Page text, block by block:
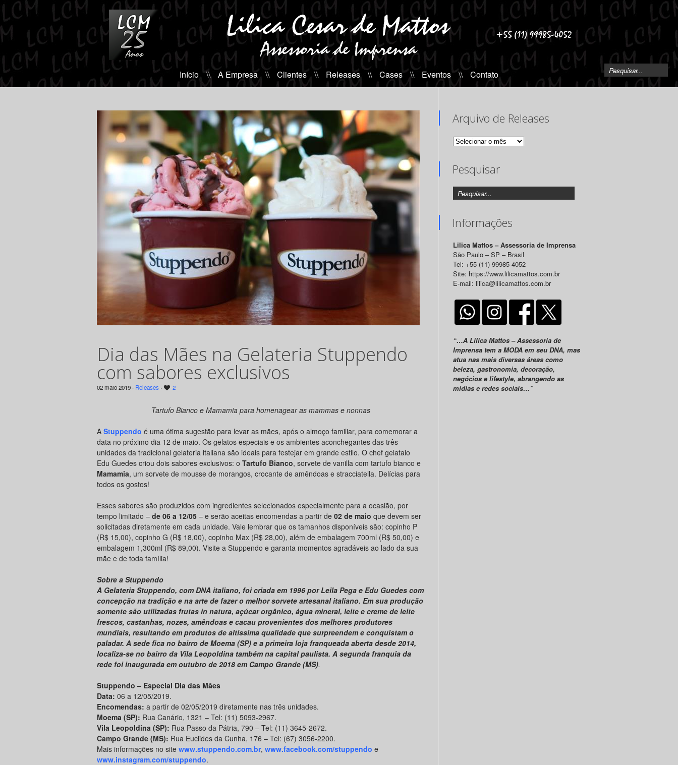
Início \\ A Empresa \\ Clientes \\ Releases \\ Cases \\ Eventos \\ Contato
Dia das Mães na Gelateria Stuppendo
com sabores exclusivos
02 maio 2019 · Releases · 2
Tartufo Bianco e Mamamia para homenagear as mammas e nonnas
A Stuppendo é uma ótima sugestão para levar as mães, após o almoço familiar, para comemorar a
data no próximo dia 12 de maio. Os gelatos especiais e os ambientes aconchegantes das três
unidades da tradicional gelateria italiana são ideais para festejar em grande estilo. O chef gelataio
Edu Guedes criou dois sabores exclusivos: o Tartufo Bianco, sorvete de vanilla com tartufo bianco e
Mamamia, um sorvete de mousse de morangos, crocante de amêndoas e stracciatella. Delícias para
todos os gostos!
Esses sabores são produzidos com ingredientes selecionados especialmente para a ocasião, por
tempo limitado – de 06 a 12/05 – e serão aceitas encomendas a partir de 02 de maio que devem ser
solicitadas diretamente em cada unidade. Vale lembrar que os tamanhos disponíveis são: copinho P
(R$ 15,00), copinho G (R$ 18,00), copinho Max (R$ 28,00), além de embalagem 700ml (R$ 50,00) e
embalagem 1,300ml (R$ 89,00). Visite a Stuppendo e garanta momentos agradáveis ao lado da sua
mãe e de toda família!
Sobre a Stuppendo
A Gelateria Stuppendo, com DNA italiano, foi criada em 1996 por Leila Pega e Edu Guedes com
concepção na tradição e na arte de fazer o melhor sorvete artesanal italiano. Em sua produção
somente são utilizadas frutas in natura, açúcar orgânico, água mineral, leite e creme de leite
frescos, castanhas, nozes, amêndoas e cacau provenientes dos melhores produtores
mundiais, resultando em produtos de altíssima qualidade que surpreendem e conquistam o
paladar. A sede fica no bairro de Moema (SP) e a primeira loja franqueada aberta desde 2014,
localiza-se no bairro da Vila Leopoldina também na capital paulista. A segunda franquia da
rede foi inaugurada em outubro de 2018 em Campo Grande (MS).
Stuppendo – Especial Dia das Mães
Data: 06 a 12/05/2019.
Encomendas: a partir de 02/05/2019 diretamente nas três unidades.
Moema (SP): Rua Canário, 1321 – Tel: (11) 5093-2967.
Vila Leopoldina (SP): Rua Passo da Pátria, 790 – Tel: (11) 3645-2672.
Campo Grande (MS): Rua Euclides da Cunha, 176 – Tel: (67) 3056-2200.
Mais informações no site www.stuppendo.com.br, www.facebook.com/stuppendo e
www.instagram.com/stuppendo.
Arquivo de Releases
Arquivo
Pesquisar
Informações
Lilica Mattos – Assessoria de Imprensa
São Paulo – SP – Brasil
Tel: +55 (11) 99985-4052
Site: https://www.lilicamattos.com.br
E-mail: lilica@lilicamattos.com.br
“…A Lilica Mattos – Assessoria de
Imprensa tem a MODA em seu DNA, mas
atua nas mais diversas áreas como
beleza, gastronomia, decoração,
negócios e lifestyle, abrangendo as
mídias e redes sociais…”